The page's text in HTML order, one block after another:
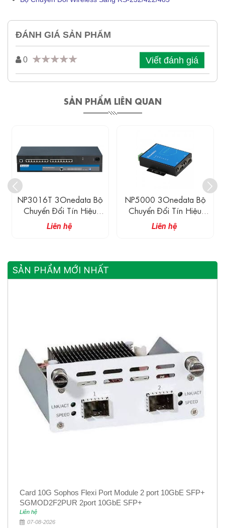
ĐÁNH GIÁ SẢN PHẨM
0 Viết đánh giá
SẢN PHẨM LIÊN QUAN
NP3016T 3Onedata Bộ
Chuyển Đổi Tín Hiệu
Serial 16 Cổng RS-
232/485/422 Và 1
Liên hệ
NP5000 3Onedata Bộ
Chuyển Đổi Tín Hiệu
Safe 3IN1 1-8 Cổng RS-
232/485/422
Liên hệ
SẢN PHẨM MỚI NHẤT
Card 10G Sophos Flexi Port Module 2 port 10GbE SFP+
SGMOD2F2PUR 2port 10GbE SFP+
Liên hệ
07-08-2026